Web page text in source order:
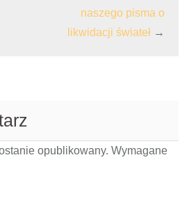
naszego pisma o
likwidacji świateł →
opublikowany. Wymagane